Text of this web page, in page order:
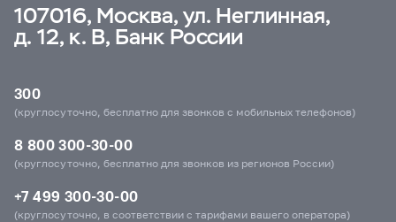
107016, Москва, ул. Неглинная,
д. 12, к. В, Банк России
300
(круглосуточно, бесплатно для звонков с мобильных телефонов)
8 800 300-30-00
(круглосуточно, бесплатно для звонков из регионов России)
+7 499 300-30-00
(круглосуточно, в соответствии с тарифами вашего оператора)